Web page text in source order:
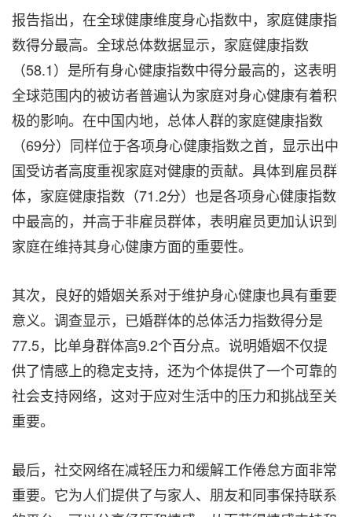
报告指出，在全球健康维度身心指数中，家庭健康指
数得分最高。全球总体数据显示，家庭健康指数
（58.1）是所有身心健康指数中得分最高的，这表明
全球范围内的被访者普遍认为家庭对身心健康有着积
极的影响。在中国内地，总体人群的家庭健康指数
（69分）同样位于各项身心健康指数之首，显示出中
国受访者高度重视家庭对健康的贡献。具体到雇员群
体，家庭健康指数（71.2分）也是各项身心健康指数
中最高的，并高于非雇员群体，表明雇员更加认识到
家庭在维持其身心健康方面的重要性。
其次，良好的婚姻关系对于维护身心健康也具有重要
意义。调查显示，已婚群体的总体活力指数得分是
77.5，比单身群体高9.2个百分点。说明婚姻不仅提
供了情感上的稳定支持，还为个体提供了一个可靠的
社会支持网络，这对于应对生活中的压力和挑战至关
重要。
最后，社交网络在减轻压力和缓解工作倦怠方面非常
重要。它为人们提供了与家人、朋友和同事保持联系